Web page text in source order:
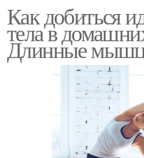
Как добиться
тела в
Длинные